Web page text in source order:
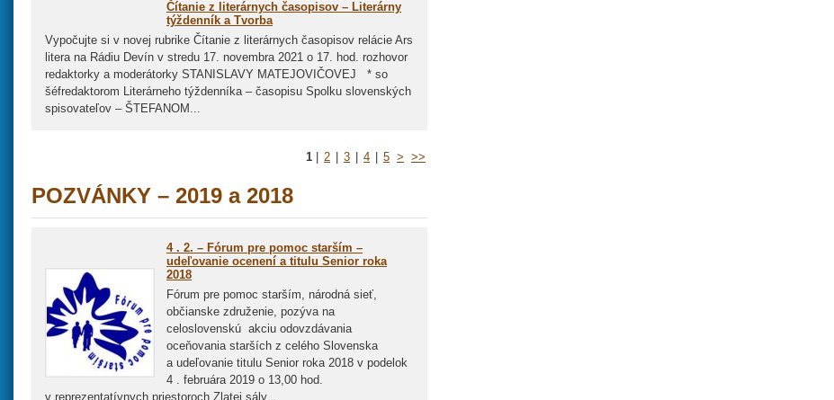
Čítanie z literárnych časopisov – Literárny
týždenník a Tvorba
Vypočujte si v novej rubrike Čítanie z literárnych časopisov relácie Ars
litera na Rádiu Devín v stredu 17. novembra 2021 o 17. hod. rozhovor
redaktorky a moderátorky STANISLAVY MATEJOVIČOVEJ * so
šéfredaktorom Literárneho týždenníka – časopisu Spolku slovenských
spisovateľov – ŠTEFANOM...
1 2 3 4 5 > >>
POZVÁNKY – 2019 a 2018
4 . 2. – Fórum pre pomoc starším –
udeľovanie ocenení a titulu Senior roka
2018
Fórum pre pomoc starším, národná sieť,
občianske združenie, pozýva na
celoslovenskú akciu odovzdávania
oceňovania starších z celého Slovenska
a udeľovanie titulu Senior roka 2018 v podelok
4 . februára 2019 o 13,00 hod.
v reprezentatívnych priestoroch Zlatej sály...